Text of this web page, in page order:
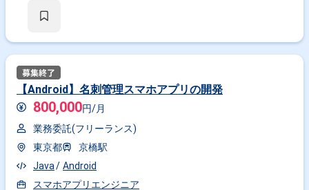
【Android】名刺管理スマホアプリの開発
800,000円/月
業務委託(フリーランス)
東京都
京橋駅
Java
Android
スマホアプリエンジニア